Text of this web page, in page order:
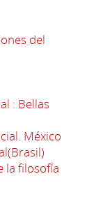
del
: Bellas
México
la filosofía